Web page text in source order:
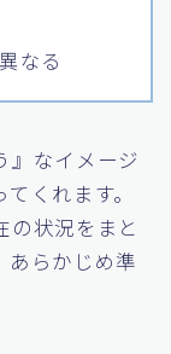
なる
』なイメージ
くれます。
の状況をまと
あらかじめ準